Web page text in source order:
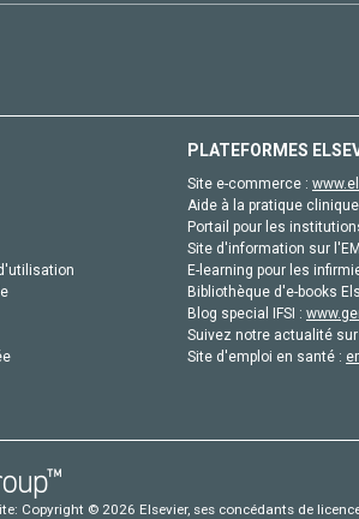
PLATEFORMES
Site e-commerce :
Aide à la pratique
Portail pour les
Site d'information sur
E-learning pour les
Bibliothèque d'e-books
Blog special IFSI :
Suivez notre actualité
Site d'emploi en santé :
Copyright © 2026 Elsevier, ses concédants de